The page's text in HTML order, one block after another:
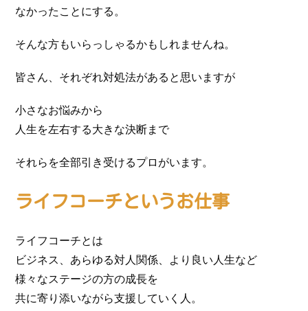
なかったことにする。
そんな方もいらっしゃるかもしれませんね。
皆さん、それぞれ対処法があると思いますが
小さなお悩みから
人生を左右する大きな決断まで
それらを全部引き受けるプロがいます。
ライフコーチというお仕事
ライフコーチとは
ビジネス、あらゆる対人関係、より良い人生など
様々なステージの方の成長を
共に寄り添いながら支援していく人。